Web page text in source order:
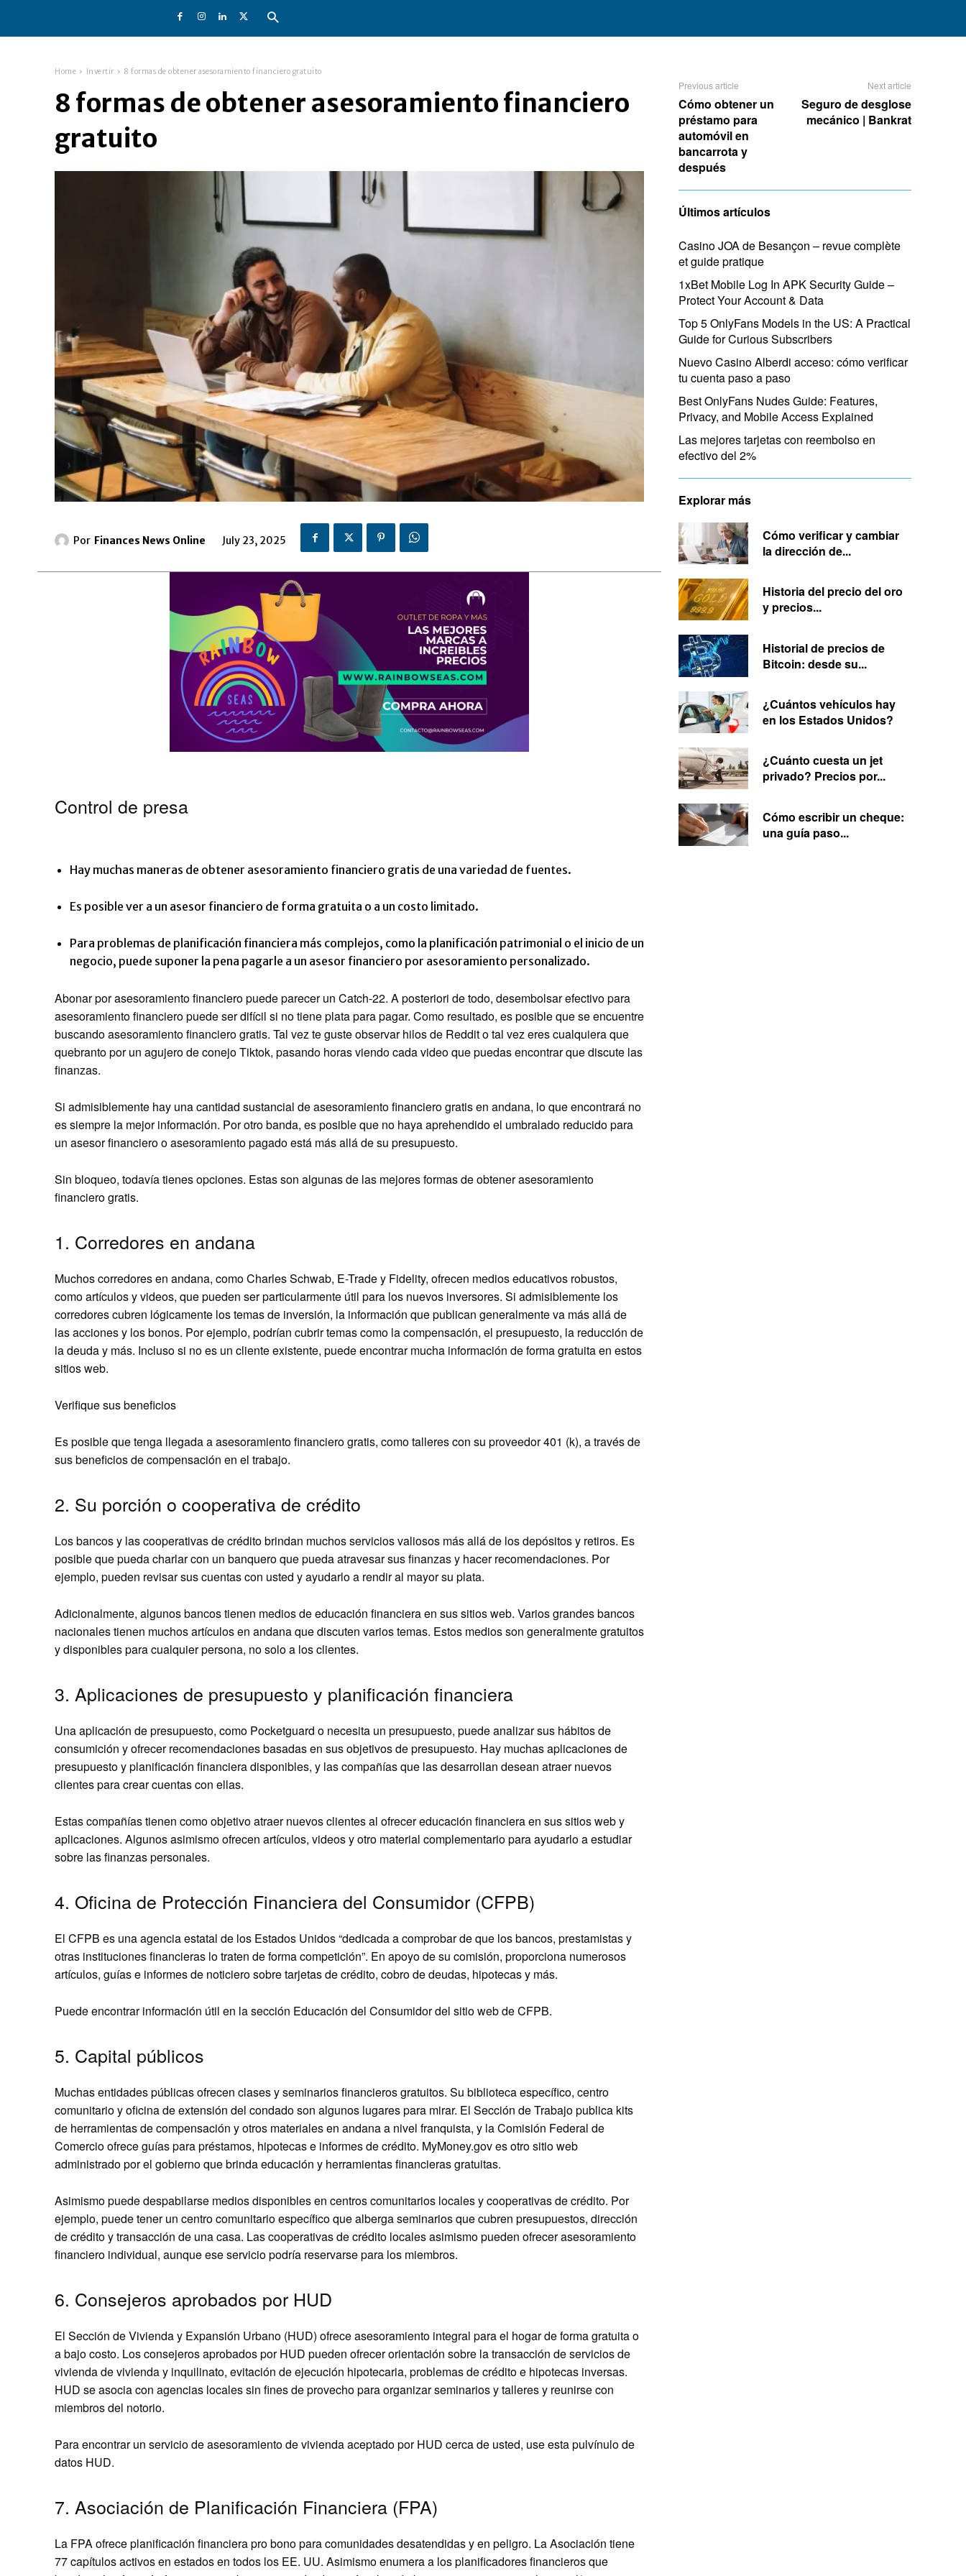
Home Invertir 8 formas de obtener asesoramiento financiero gratuito
8 formas de obtener asesoramiento financiero
gratuito
Por Finances News Online July 23, 2025
Control de presa
Hay muchas maneras de obtener asesoramiento financiero gratis de una variedad de fuentes.
Es posible ver a un asesor financiero de forma gratuita o a un costo limitado.
Para problemas de planificación financiera más complejos, como la planificación patrimonial o el inicio de un
negocio, puede suponer la pena pagarle a un asesor financiero por asesoramiento personalizado.
Abonar por asesoramiento financiero puede parecer un Catch-22. A posteriori de todo, desembolsar efectivo para
asesoramiento financiero puede ser difícil si no tiene plata para pagar. Como resultado, es posible que se encuentre
buscando asesoramiento financiero gratis. Tal vez te guste observar hilos de Reddit o tal vez eres cualquiera que
quebranto por un agujero de conejo Tiktok, pasando horas viendo cada video que puedas encontrar que discute las
finanzas.
Si admisiblemente hay una cantidad sustancial de asesoramiento financiero gratis en andana, lo que encontrará no
es siempre la mejor información. Por otro banda, es posible que no haya aprehendido el umbralado reducido para
un asesor financiero o asesoramiento pagado está más allá de su presupuesto.
Sin bloqueo, todavía tienes opciones. Estas son algunas de las mejores formas de obtener asesoramiento
financiero gratis.
1. Corredores en andana
Muchos corredores en andana, como Charles Schwab, E-Trade y Fidelity, ofrecen medios educativos robustos,
como artículos y videos, que pueden ser particularmente útil para los nuevos inversores. Si admisiblemente los
corredores cubren lógicamente los temas de inversión, la información que publican generalmente va más allá de
las acciones y los bonos. Por ejemplo, podrían cubrir temas como la compensación, el presupuesto, la reducción de
la deuda y más. Incluso si no es un cliente existente, puede encontrar mucha información de forma gratuita en estos
sitios web.
Verifique sus beneficios
Es posible que tenga llegada a asesoramiento financiero gratis, como talleres con su proveedor 401 (k), a través de
sus beneficios de compensación en el trabajo.
2. Su porción o cooperativa de crédito
Los bancos y las cooperativas de crédito brindan muchos servicios valiosos más allá de los depósitos y retiros. Es
posible que pueda charlar con un banquero que pueda atravesar sus finanzas y hacer recomendaciones. Por
ejemplo, pueden revisar sus cuentas con usted y ayudarlo a rendir al mayor su plata.
Adicionalmente, algunos bancos tienen medios de educación financiera en sus sitios web. Varios grandes bancos
nacionales tienen muchos artículos en andana que discuten varios temas. Estos medios son generalmente gratuitos
y disponibles para cualquier persona, no solo a los clientes.
3. Aplicaciones de presupuesto y planificación financiera
Una aplicación de presupuesto, como Pocketguard o necesita un presupuesto, puede analizar sus hábitos de
consumición y ofrecer recomendaciones basadas en sus objetivos de presupuesto. Hay muchas aplicaciones de
presupuesto y planificación financiera disponibles, y las compañías que las desarrollan desean atraer nuevos
clientes para crear cuentas con ellas.
Estas compañías tienen como objetivo atraer nuevos clientes al ofrecer educación financiera en sus sitios web y
aplicaciones. Algunos asimismo ofrecen artículos, videos y otro material complementario para ayudarlo a estudiar
sobre las finanzas personales.
4. Oficina de Protección Financiera del Consumidor (CFPB)
El CFPB es una agencia estatal de los Estados Unidos “dedicada a comprobar de que los bancos, prestamistas y
otras instituciones financieras lo traten de forma competición”. En apoyo de su comisión, proporciona numerosos
artículos, guías e informes de noticiero sobre tarjetas de crédito, cobro de deudas, hipotecas y más.
Puede encontrar información útil en la sección Educación del Consumidor del sitio web de CFPB.
5. Capital públicos
Muchas entidades públicas ofrecen clases y seminarios financieros gratuitos. Su biblioteca específico, centro
comunitario y oficina de extensión del condado son algunos lugares para mirar. El Sección de Trabajo publica kits
de herramientas de compensación y otros materiales en andana a nivel franquista, y la Comisión Federal de
Comercio ofrece guías para préstamos, hipotecas e informes de crédito. MyMoney.gov es otro sitio web
administrado por el gobierno que brinda educación y herramientas financieras gratuitas.
Asimismo puede despabilarse medios disponibles en centros comunitarios locales y cooperativas de crédito. Por
ejemplo, puede tener un centro comunitario específico que alberga seminarios que cubren presupuestos, dirección
de crédito y transacción de una casa. Las cooperativas de crédito locales asimismo pueden ofrecer asesoramiento
financiero individual, aunque ese servicio podría reservarse para los miembros.
6. Consejeros aprobados por HUD
El Sección de Vivienda y Expansión Urbano (HUD) ofrece asesoramiento integral para el hogar de forma gratuita o
a bajo costo. Los consejeros aprobados por HUD pueden ofrecer orientación sobre la transacción de servicios de
vivienda de vivienda y inquilinato, evitación de ejecución hipotecaria, problemas de crédito e hipotecas inversas.
HUD se asocia con agencias locales sin fines de provecho para organizar seminarios y talleres y reunirse con
miembros del notorio.
Para encontrar un servicio de asesoramiento de vivienda aceptado por HUD cerca de usted, use esta pulvínulo de
datos HUD.
7. Asociación de Planificación Financiera (FPA)
La FPA ofrece planificación financiera pro bono para comunidades desatendidas y en peligro. La Asociación tiene
77 capítulos activos en estados en todos los EE. UU. Asimismo enumera a los planificadores financieros que
Previous article
Cómo obtener un
préstamo para
automóvil en
bancarrota y
después
Next article
Seguro de desglose
mecánico | Bankrat
Últimos artículos
Casino JOA de Besançon – revue complète
et guide pratique
1xBet Mobile Log In APK Security Guide –
Protect Your Account & Data
Top 5 OnlyFans Models in the US: A Practical
Guide for Curious Subscribers
Nuevo Casino Alberdi acceso: cómo verificar
tu cuenta paso a paso
Best OnlyFans Nudes Guide: Features,
Privacy, and Mobile Access Explained
Las mejores tarjetas con reembolso en
efectivo del 2%
Explorar más
Cómo verificar y cambiar
la dirección de...
Historia del precio del oro
y precios...
Historial de precios de
Bitcoin: desde su...
¿Cuántos vehículos hay
en los Estados Unidos?
¿Cuánto cuesta un jet
privado? Precios por...
Cómo escribir un cheque:
una guía paso...